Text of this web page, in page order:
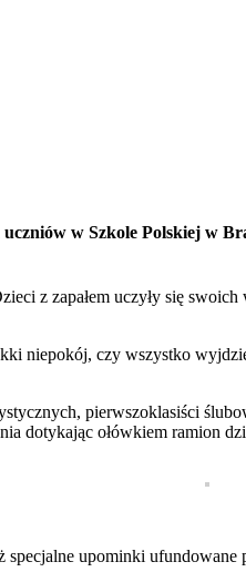
uczniów w Szkole Polskiej w
z zapałem uczyły się
niepokój, czy wszystko
pierwszoklasiści
dotykając ołówkiem ramion
upominki ufundowane